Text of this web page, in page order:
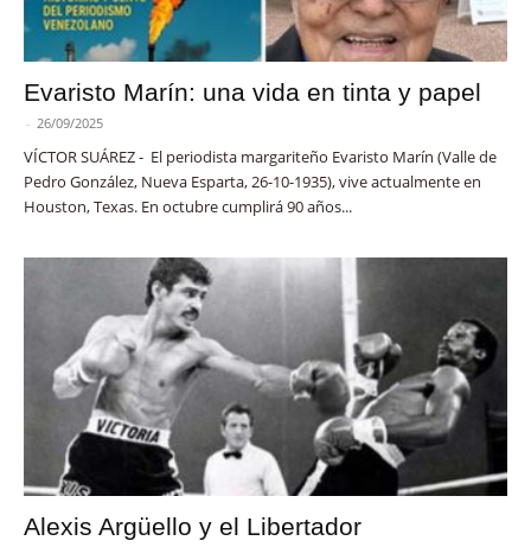
Evaristo Marín: una vida en tinta y papel
- 26/09/2025
VÍCTOR SUÁREZ - El periodista margariteño Evaristo Marín (Valle de
Pedro González, Nueva Esparta, 26-10-1935), vive actualmente en
Houston, Texas. En octubre cumplirá 90 años...
Alexis Argüello y el Libertador